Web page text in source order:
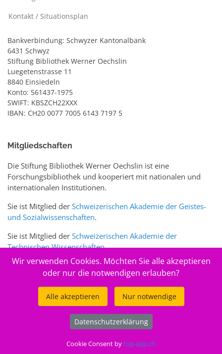
Kontakt / Situationsplan
Bankverbindung: Schwyzer Kantonalbank
6431 Schwyz
Stiftung Bibliothek Werner Oechslin
Luegetenstrasse 11
8840 Einsiedeln
Konto: 561437-1975
SWIFT: KBSZCH22XXX
IBAN: CH20 0077 7005 6143 7197 5
Mitgliedschaften
Die Stiftung Bibliothek Werner Oechslin ist eine
Forschungsbibliothek und kooperiert mit nationalen und
internationalen Institutionen.
Sie ist Mitglied der Schweizerischen Akademie der Geistes-
und Sozialwissenschaften.
Sie ist Mitglied der Schweizerischen Akademie der
Technischen Wissenschaften.
Sie ist zudem Mitglied des Schweizer Portalswww.sciences-
Stiftung Bibliothek Werner Oechslin
Wir verwenden Cookies. Möchten Sie alle akzeptieren
oder nur die notwendigen erlauben?
Alle akzeptieren Nur notwendige
Datenschutzerklärung
Cookie Consent bytop-app.ch